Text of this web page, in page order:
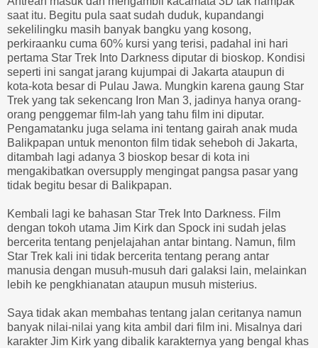
saat itu. Begitu pula saat sudah duduk, kupandangi
sekelilingku masih banyak bangku yang kosong,
perkiraanku cuma 60% kursi yang terisi, padahal ini hari
pertama Star Trek Into Darkness diputar di bioskop. Kondisi
seperti ini sangat jarang kujumpai di Jakarta ataupun di
kota-kota besar di Pulau Jawa. Mungkin karena gaung Star
Trek yang tak sekencang Iron Man 3, jadinya hanya orang-
orang penggemar film-lah yang tahu film ini diputar.
Pengamatanku juga selama ini tentang gairah anak muda
Balikpapan untuk menonton film tidak seheboh di Jakarta,
ditambah lagi adanya 3 bioskop besar di kota ini
mengakibatkan oversupply mengingat pangsa pasar yang
tidak begitu besar di Balikpapan.
Kembali lagi ke bahasan Star Trek Into Darkness. Film
dengan tokoh utama Jim Kirk dan Spock ini sudah jelas
bercerita tentang penjelajahan antar bintang. Namun, film
Star Trek kali ini tidak bercerita tentang perang antar
manusia dengan musuh-musuh dari galaksi lain, melainkan
lebih ke pengkhianatan ataupun musuh misterius.
Saya tidak akan membahas tentang jalan ceritanya namun
banyak nilai-nilai yang kita ambil dari film ini. Misalnya dari
karakter Jim Kirk yang dibalik karakternya yang bengal khas